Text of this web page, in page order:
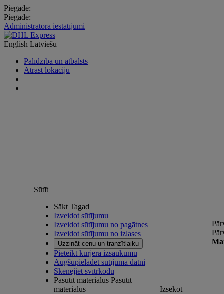
Piegāde:
Piegāde:
Administratora iestatījumi
English Latviešu
Palīdzība un atbalsts
Atrast lokāciju
Sūtīt
Sākt Tagad
Izveidot sūtījumu
Izveidot sūtījumu no pagātnes
Izveidot sūtījumu no izlases
Uzzināt cenu un tranzītlaiku
Pieteikt kurjera izsaukumu
Augšupielādēt sūtījuma datni
Skenējiet svītrkodu
Pasūtīt materiālus Pasūtīt
materiālus
Izsekot